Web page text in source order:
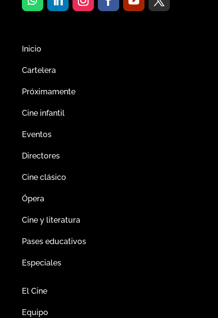
Inicio
Cartelera
Próximamente
Cine infantil
Eventos
Directores
Cine clásico
Ópera
Cine y literatura
Pases educativos
Especiales
El Cine
Equipo